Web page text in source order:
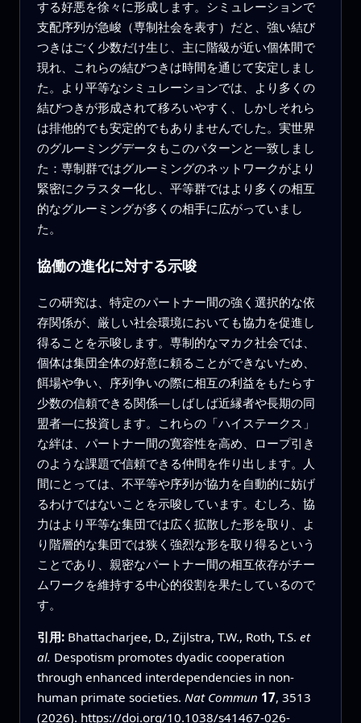
する好悪を徐々に形成します。シミュレーションで
支配序列が急峻（専制社会を表す）だと、強い結び
つきはごく少数だけ生じ、主に階級が近い個体間で
現れ、これらの結びつきは時間を通じて安定しまし
た。より平等なシミュレーションでは、より多くの
結びつきが形成されて移ろいやすく、しかしそれら
は排他的でも安定的でもありませんでした。実世界
のグルーミングデータもこのパターンと一致しまし
た：専制群ではグルーミングのネットワークがより
緊密にクラスター化し、平等群ではより多くの相互
的なグルーミングが多くの相手に広がっていまし
た。
協働の進化に対する示唆
この研究は、特定のパートナー間の強く選択的な依
存関係が、厳しい社会環境においても協力を促進し
得ることを示唆します。専制的なマカク社会では、
個体は集団全体の好意に頼ることができないため、
餌場や争い、序列争いの際に相互の利益をもたらす
少数の信頼できる関係—しばしば近縁者や長期の同
盟者—に投資します。これらの「ハイステークス」
な絆は、パートナー間の寛容性を高め、ロープ引き
のような課題で信頼できる仲間を作り出します。人
間にとっては、不平等や序列が協力を自動的に妨げ
るわけではないことを示唆しています。むしろ、協
力はより平等な集団では広く拡散した形を取り、よ
り階層的な集団では狭く強烈な形を取り得るという
ことであり、親密なパートナー間の相互依存がチー
ムワークを維持する中心的役割を果たしているので
す。
引用: Bhattacharjee, D., Zijlstra, T.W., Roth, T.S. et
al. Despotism promotes dyadic cooperation
through enhanced interdependencies in non-
human primate societies. Nat Commun 17, 3513
(2026). https://doi.org/10.1038/s41467-026-